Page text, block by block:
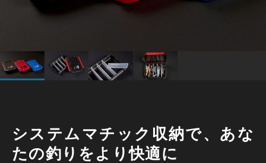
システムマチック収納で、あな
たの釣りをより快適に